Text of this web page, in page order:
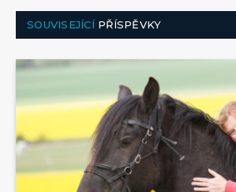
SOUVISEJÍCÍPŘÍSPĚVKY